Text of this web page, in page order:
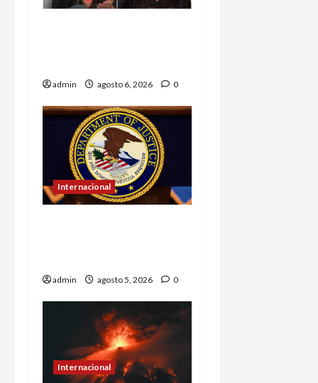
admin agosto 6, 2026 0
Internacional
admin agosto 5, 2026 0
Internacional